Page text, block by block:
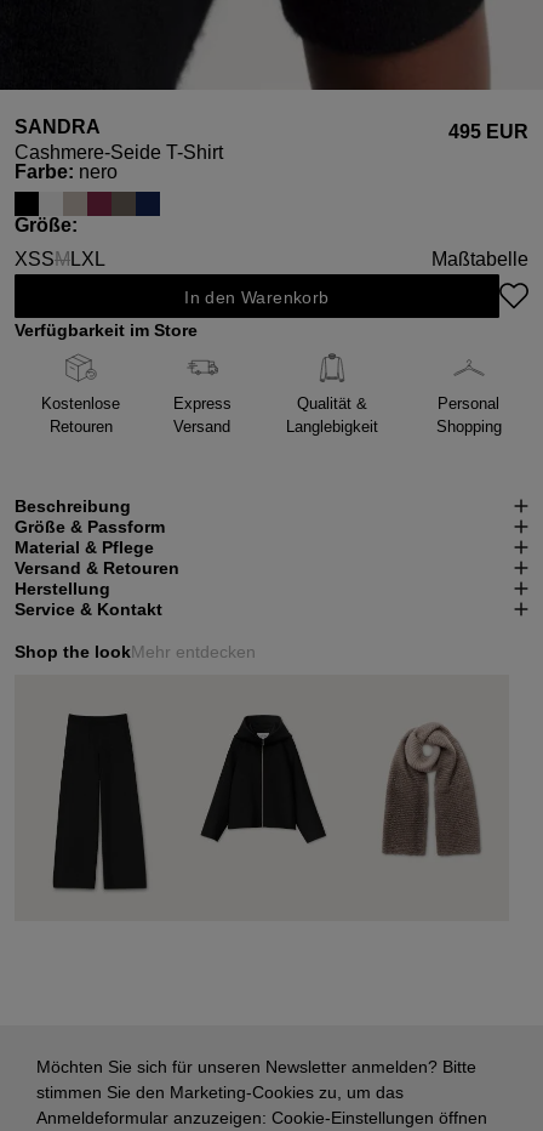
SANDRA
Cashmere-Seide T-Shirt
495 EUR
Farbeauswählen
: nero
Größeauswählen
:
XSSM
(Diese Option ist zurzeit nicht verfügbar.)
LXL Maßtabelle
In den Warenkorb
Verfügbarkeit im Store
Kostenlose
Retouren
Express
Versand
Qualität &
Langlebigkeit
Personal
Shopping
Beschreibung
Größe & Passform
Material & Pflege
Versand & Retouren
Herstellung
Service & Kontakt
Shop the lookMehr entdecken
Möchten Sie sich für unseren Newsletter anmelden? Bitte
stimmen Sie den Marketing-Cookies zu, um das
Anmeldeformular anzuzeigen: Cookie-Einstellungen öffnen